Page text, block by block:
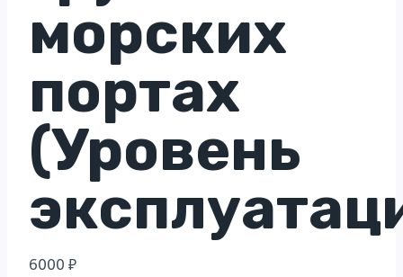
морских
портах
(Уровень
6000 ₽